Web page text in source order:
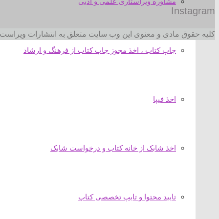
چاپ کتاب ، اخذ مجوز چاپ کتاب از فرهنگ و ارشاد
اخذ فیپا
اخذ شابک از خانه کتاب و درخواست شابک
تایید محتوا و تایپ تخصصی کتاب
Instagram
کلیه حقوق مادی و معنوی این وب سایت متعلق به انتشارات